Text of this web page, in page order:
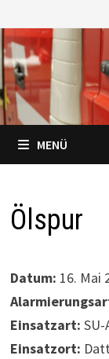
Inhalt
springen
MENÜ
Ölspur
Datum: 16. Mai
Einsatzart: SU-
Einsatzort: